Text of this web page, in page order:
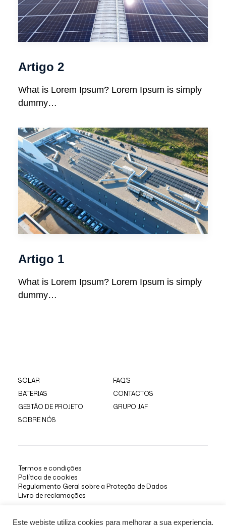
Artigo 2
What is Lorem Ipsum? Lorem Ipsum is simply
dummy…
Artigo 1
What is Lorem Ipsum? Lorem Ipsum is simply
dummy…
SOLAR
BATERIAS
GESTÃO DE PROJETO
SOBRE NÓS
FAQ’S
CONTACTOS
GRUPO JAF
Termos e condições
Política de cookies
Regulamento Geral sobre a Proteção de Dados
Livro de reclamações
© 2025 JAF Renováveis. Todos os direitos reservados.
Este webiste utiliza cookies para melhorar a sua experiencia.